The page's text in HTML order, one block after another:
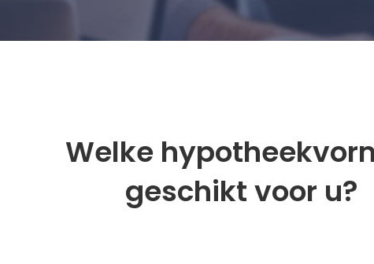
Welke
geschikt voor u?